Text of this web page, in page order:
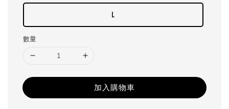
L
數量
加入購物車